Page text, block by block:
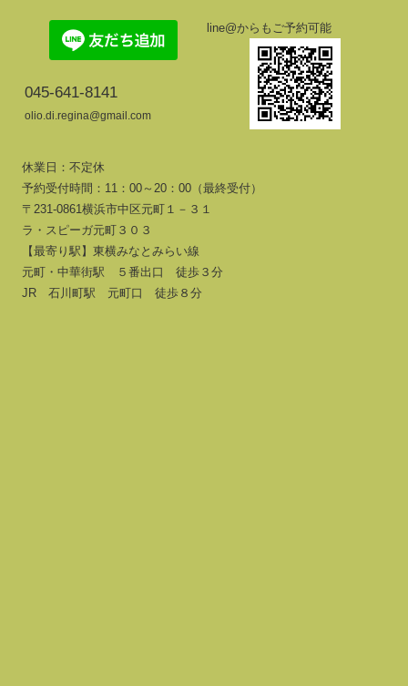
045-641-8141
olio.di.regina@gmail.com
line@からもご予約可能
休業日：不定休
予約受付時間：11：00～20：00（最終受付）
〒231-0861横浜市中区元町１－３１
ラ・スピーガ元町３０３
【最寄り駅】東横みなとみらい線
元町・中華街駅 ５番出口 徒歩３分
JR 石川町駅 元町口 徒歩８分